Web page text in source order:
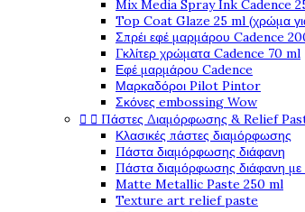
Mix Media Spray Ink Cadence
Top Coat Glaze 25 ml (χρώμα
Σπρέι εφέ μαρμάρου Cadence
Γκλίτερ χρώματα Cadence 70 ml
Εφέ μαρμάρου Cadence
Μαρκαδόροι Pilot Pintor
Σκόνες embossing Wow
  Πάστες Διαμόρφωσης & Relief
Κλασικές πάστες διαμόρφωσης
Πάστα διαμόρφωσης διάφανη
Πάστα διαμόρφωσης διάφανη με
Matte Metallic Paste 250 ml
Texture art relief paste